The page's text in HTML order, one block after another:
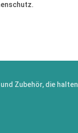
Zubehör, die halten